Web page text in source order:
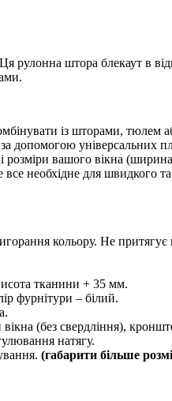
рулонна штора блекаут в
із шторами, тюлем
допомогою універсальних
розміри вашого вікна
все необхідне для швидкого
кольору. Не
тканини + 35 мм.
фурнітури – білий.
вікна (без свердління),
натягу.
(габарити більше